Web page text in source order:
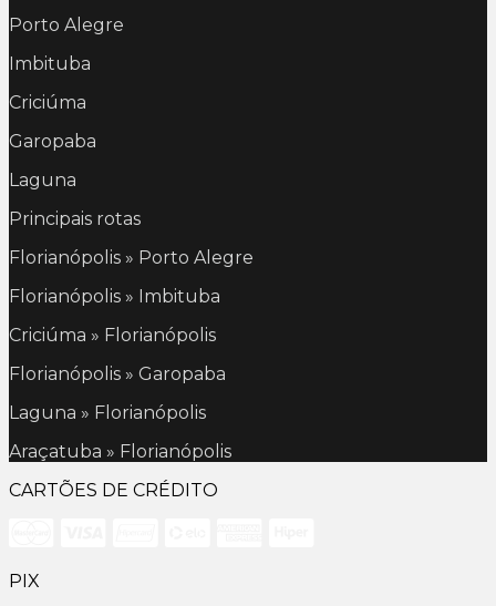
Porto Alegre
Imbituba
Criciúma
Garopaba
Laguna
Principais rotas
Florianópolis » Porto Alegre
Florianópolis » Imbituba
Criciúma » Florianópolis
Florianópolis » Garopaba
Laguna » Florianópolis
Araçatuba » Florianópolis
CARTÕES DE CRÉDITO
PIX